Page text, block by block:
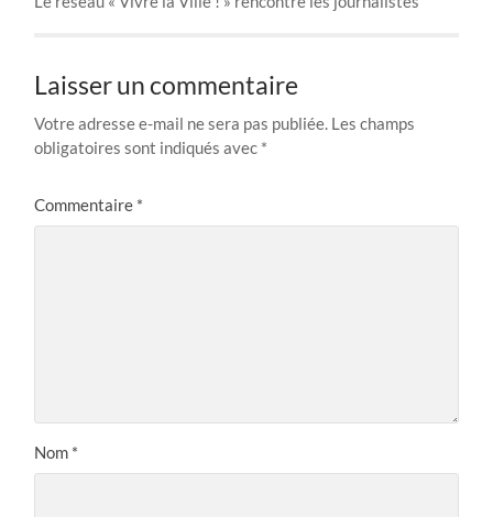
Laisser un commentaire
Votre adresse e-mail ne sera pas publiée. Les champs
obligatoires sont indiqués avec *
Commentaire *
Nom *